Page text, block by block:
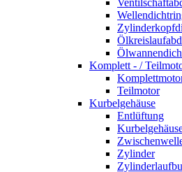
Komplett - /
Teilmotor
Kurbelgehäuse
Entlüftung
Zylinder